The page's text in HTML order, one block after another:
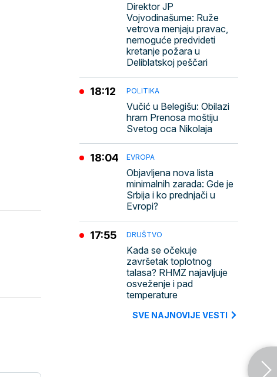
Direktor JP
Vojvodinašume: Ruže
vetrova menjaju pravac,
nemoguće predvideti
kretanje požara u
Deliblatskoj peščari
POLITIKA
Vučić u Belegišu: Obilazi
hram Prenosa moštiju
Svetog oca Nikolaja
18:12
EVROPA
Objavljena nova lista
minimalnih zarada: Gde je
Srbija i ko prednjači u
Evropi?
18:04
DRUŠTVO
Kada se očekuje
završetak toplotnog
talasa? RHMZ najavljuje
osveženje i pad
temperature
17:55
SVE NAJNOVIJE VESTI